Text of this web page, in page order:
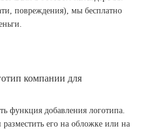
повреждения), мы бесплатно
компании для
функция добавления логотипа.
его на обложке или на